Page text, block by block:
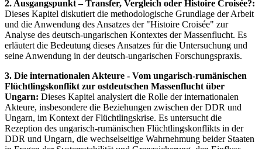
2. Ausgangspunkt – Transfer, Vergleich oder Histoire Croisée?:
Dieses Kapitel diskutiert die methodologische Grundlage der Arbeit
und die Anwendung des Ansatzes der "Histoire Croisée" zur
Analyse des deutsch-ungarischen Kontextes der Massenflucht. Es
erläutert die Bedeutung dieses Ansatzes für die Untersuchung und
seine Anwendung in der deutsch-ungarischen Forschungspraxis.
3. Die internationalen Akteure - Vom ungarisch-rumänischen
Flüchtlingskonflikt zur ostdeutschen Massenflucht über
Ungarn: Dieses Kapitel analysiert die Rolle der internationalen
Akteure, insbesondere die Beziehungen zwischen der DDR und
Ungarn, im Kontext der Flüchtlingskrise. Es untersucht die
Rezeption des ungarisch-rumänischen Flüchtlingskonflikts in der
DDR und Ungarn, die wechselseitige Wahrnehmung beider Staaten